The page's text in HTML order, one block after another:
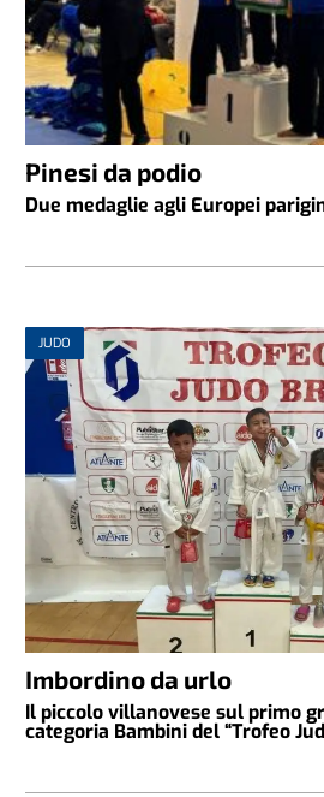
Pinesi da podio
Due medaglie agli Europei
JUDO
Imbordino da urlo
Il piccolo villanovese sul primo
categoria Bambini del “Trofeo